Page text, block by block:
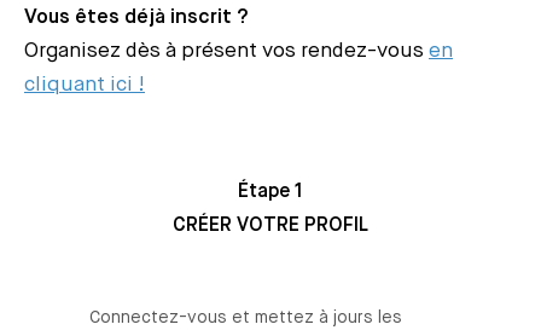
Vous êtes déjà inscrit ?
Organisez dès à présent vos rendez-vous en
cliquant ici !
Étape 1
CRÉER VOTRE PROFIL
Connectez-vous et mettez à jours les